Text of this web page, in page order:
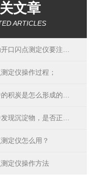
文章
ARTICLES
定仪操作过程；
定仪怎么用？
定仪操作方法